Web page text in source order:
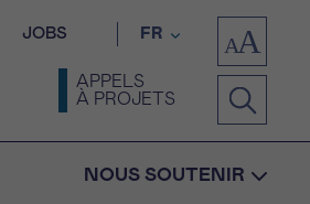
JOBS FR
APPELS
À PROJETS
NOUS SOUTENIR